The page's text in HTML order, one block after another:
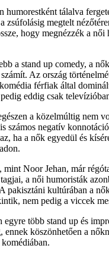
humorestként tálalva
zsúfolásig megtelt
hogy megnézzék a női
a stand up comedy, a
Az ország
férfiak által
eddig csak
a közelmúltig nem
számos negatív
ha a nők egyedül és
Noor Jehan, már
a női humoristák
pakisztáni kultúrában a
nem pedig a viccek
egyre több stand up és
ennek köszönhetően a